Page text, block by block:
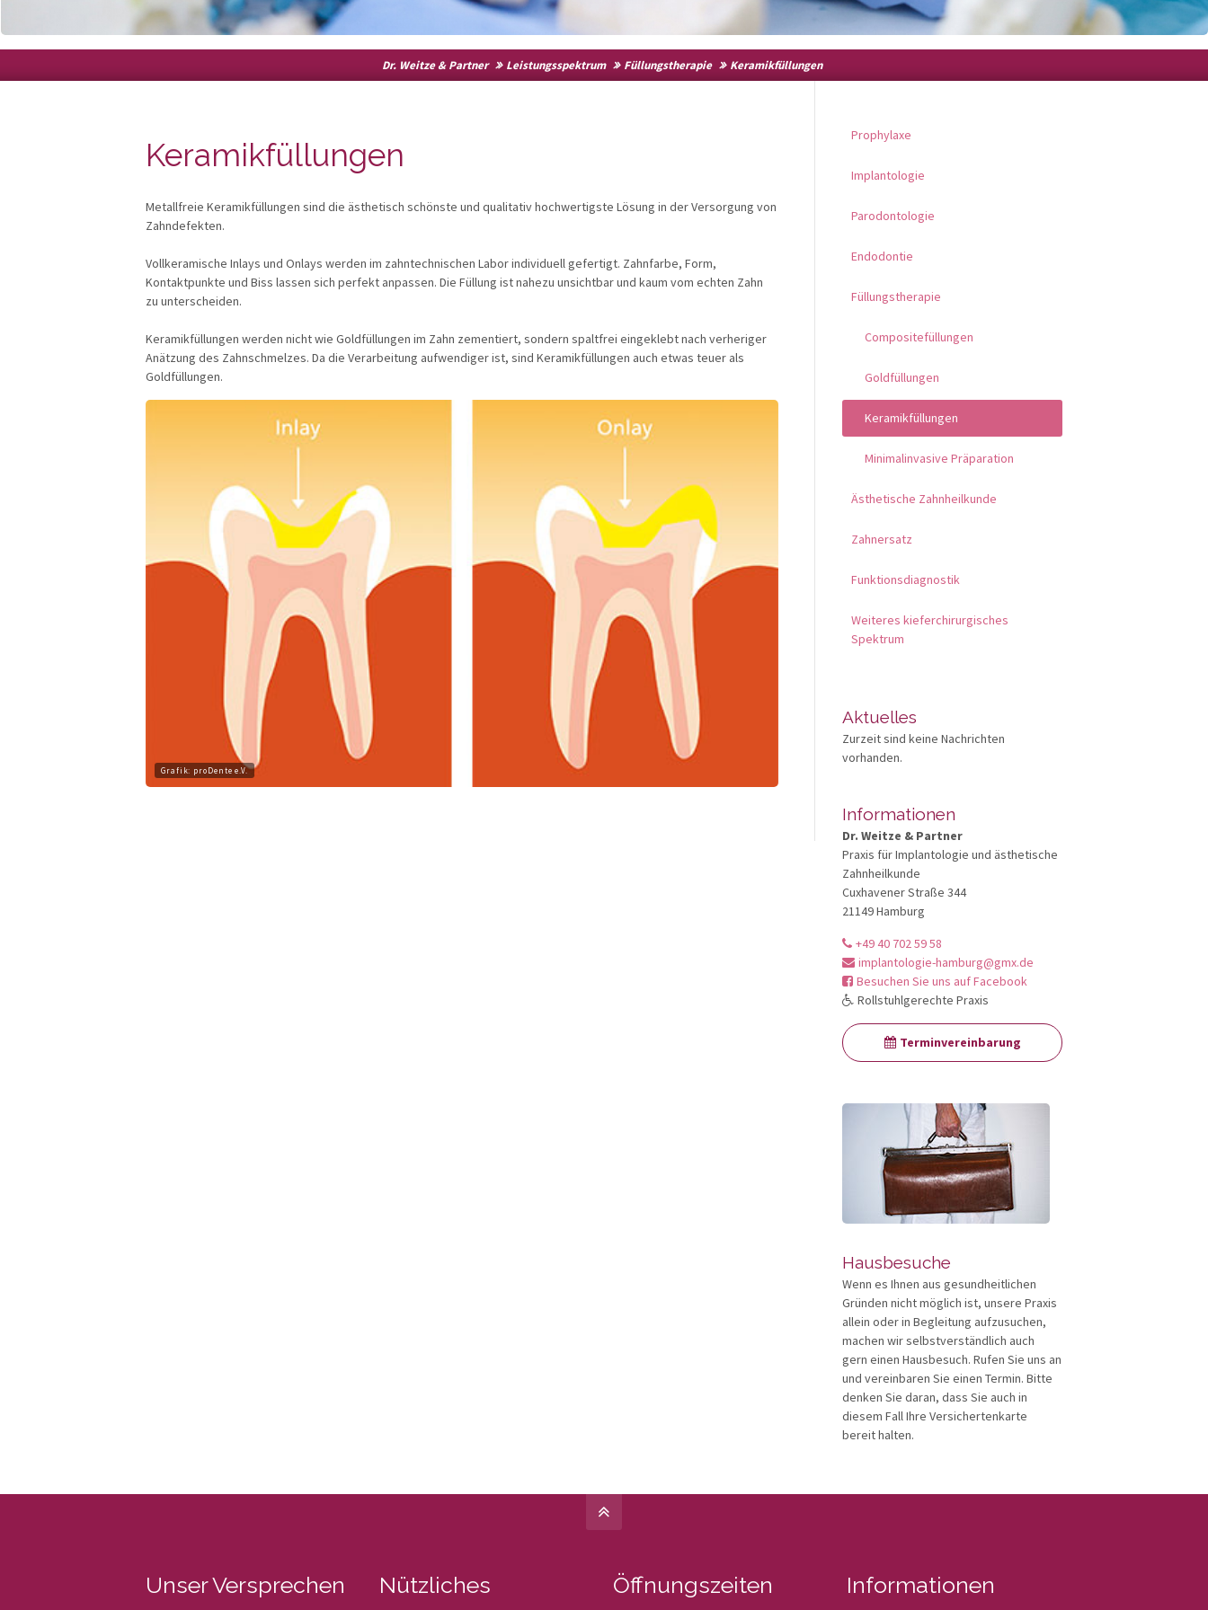
Dr. Weitze & Partner Leistungsspektrum Füllungstherapie Keramikfüllungen
Keramikfüllungen
Metallfreie Keramikfüllungen sind die ästhetisch schönste und qualitativ hochwertigste Lösung in der Versorgung von
Zahndefekten.
Vollkeramische Inlays und Onlays werden im zahntechnischen Labor individuell gefertigt. Zahnfarbe, Form,
Kontaktpunkte und Biss lassen sich perfekt anpassen. Die Füllung ist nahezu unsichtbar und kaum vom echten Zahn
zu unterscheiden.
Keramikfüllungen werden nicht wie Goldfüllungen im Zahn zementiert, sondern spaltfrei eingeklebt nach verheriger
Anätzung des Zahnschmelzes. Da die Verarbeitung aufwendiger ist, sind Keramikfüllungen auch etwas teuer als
Goldfüllungen.
Grafik: proDente e.V.
Prophylaxe
Implantologie
Parodontologie
Endodontie
Füllungstherapie
Compositefüllungen
Goldfüllungen
Keramikfüllungen
Minimalinvasive Präparation
Ästhetische Zahnheilkunde
Zahnersatz
Funktionsdiagnostik
Weiteres kieferchirurgisches
Spektrum
Aktuelles
Zurzeit sind keine Nachrichten
vorhanden.
Informationen
Dr. Weitze & Partner
Praxis für Implantologie und ästhetische
Zahnheilkunde
Cuxhavener Straße 344
21149 Hamburg
+49 40 702 59 58
implantologie-hamburg@gmx.de
Besuchen Sie uns auf Facebook
Rollstuhlgerechte Praxis
Terminvereinbarung
Hausbesuche
Wenn es Ihnen aus gesundheitlichen
Gründen nicht möglich ist, unsere Praxis
allein oder in Begleitung aufzusuchen,
machen wir selbstverständlich auch
gern einen Hausbesuch. Rufen Sie uns an
und vereinbaren Sie einen Termin. Bitte
denken Sie daran, dass Sie auch in
diesem Fall Ihre Versichertenkarte
bereit halten.
Unser Versprechen Nützliches Öffnungszeiten Informationen